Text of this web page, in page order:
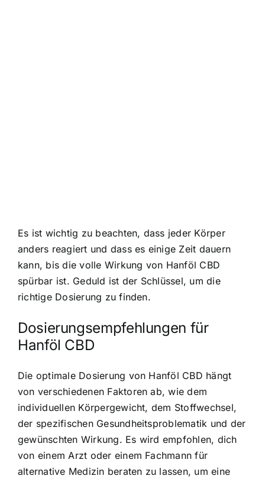
Es ist wichtig zu beachten, dass jeder Körper
anders reagiert und dass es einige Zeit dauern
kann, bis die volle Wirkung von Hanföl CBD
spürbar ist. Geduld ist der Schlüssel, um die
richtige Dosierung zu finden.
Dosierungsempfehlungen für
Hanföl CBD
Die optimale Dosierung von Hanföl CBD hängt
von verschiedenen Faktoren ab, wie dem
individuellen Körpergewicht, dem Stoffwechsel,
der spezifischen Gesundheitsproblematik und der
gewünschten Wirkung. Es wird empfohlen, dich
von einem Arzt oder einem Fachmann für
alternative Medizin beraten zu lassen, um eine